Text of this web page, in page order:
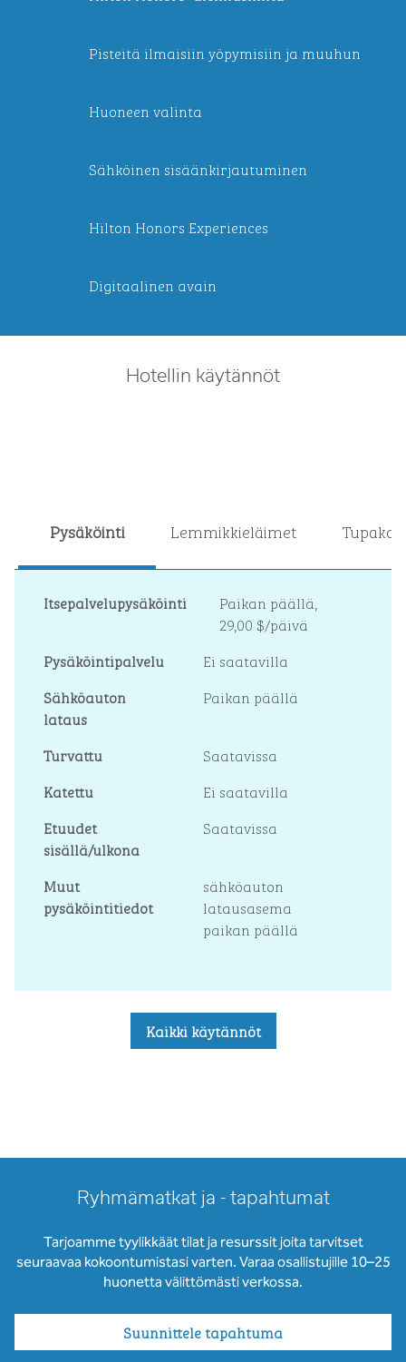
Pisteitä ilmaisiin yöpymisiin ja muuhun
Huoneen valinta
Sähköinen sisäänkirjautuminen
Hilton Honors Experiences
Digitaalinen avain
Hotellin käytännöt
Pysäköinti Lemmikkieläimet
Itsepalvelupysäköinti Paikan päällä,
29,00 $/päivä
Pysäköintipalvelu
Ei saatavilla
Sähköauton
lataus
Paikan päällä
Turvattu
Saatavissa
Katettu
Ei saatavilla
Etuudet
sisällä/ulkona
Saatavissa
Muut
pysäköintitiedot
sähköauton
latausasema
paikan päällä
Kaikki käytännöt
Ryhmämatkat ja - tapahtumat
Tarjoamme tyylikkäät tilat ja resurssit joita tarvitset
seuraavaa kokoontumistasi varten. Varaa osallistujille 10–25
huonetta välittömästi verkossa.
Suunnittele tapahtuma